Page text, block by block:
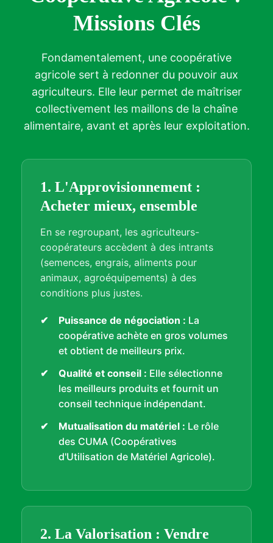
Missions Clés
Fondamentalement, une coopérative
agricole sert à redonner du pouvoir aux
agriculteurs. Elle leur permet de maîtriser
collectivement les maillons de la chaîne
alimentaire, avant et après leur exploitation.
1. L'Approvisionnement :
Acheter mieux, ensemble
En se regroupant, les agriculteurs-
coopérateurs accèdent à des intrants
(semences, engrais, aliments pour
animaux, agroéquipements) à des
conditions plus justes.
Puissance de négociation : La
coopérative achète en gros volumes
et obtient de meilleurs prix.
Qualité et conseil : Elle sélectionne
les meilleurs produits et fournit un
conseil technique indépendant.
Mutualisation du matériel : Le rôle
des CUMA (Coopératives
d'Utilisation de Matériel Agricole).
2. La Valorisation : Vendre